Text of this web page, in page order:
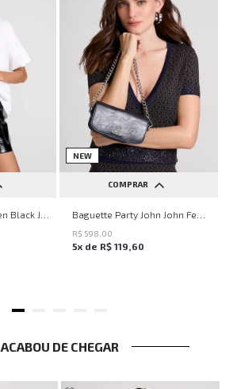
NEW
COMPRAR
UN
R$ 598 00
5x de R$ 119 60
ACABOU DE CHEGAR